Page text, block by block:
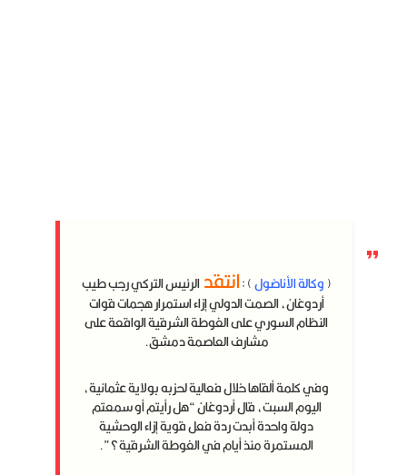
(وكالة الأناضول) :انتقدالرئيس التركي رجب طيب
أردوغان، الصمت الدولي إزاء استمرار هجمات قوات
النظام السوري على الغوطة الشرقية الواقعة على
مشارف العاصمة دمشق.
وفي كلمة ألقاها خلال فعالية لحزبه بولاية عثمانية،
اليوم السبت، قال أردوغان “هل رأيتم أو سمعتم
دولة واحدة أبدت ردة فعل قوية إزاء الوحشية
المستمرة منذ أيام في الغوطة الشرقية؟”.